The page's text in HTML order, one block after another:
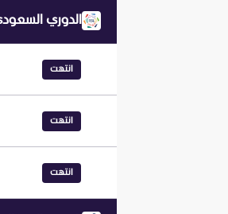
الدوري
انتهت
انتهت
انتهت